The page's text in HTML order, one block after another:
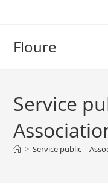
Floure
Service
> Service public –